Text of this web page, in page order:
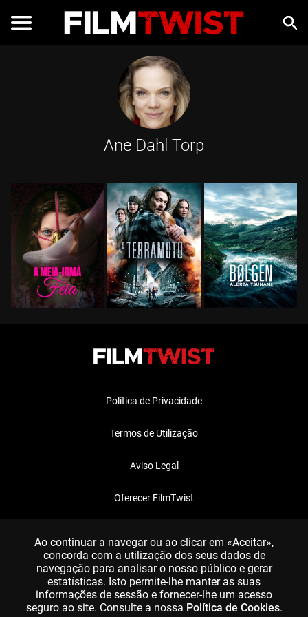
Ane Dahl Torp
Política de Privacidade
Termos de Utilização
Aviso Legal
Oferecer FilmTwist
Ao continuar a navegar ou ao clicar em «Aceitar»,
concorda com a utilização dos seus dados de
navegação para analisar o nosso público e gerar
estatísticas. Isto permite-lhe manter as suas
informações de sessão e fornecer-lhe um acesso
seguro ao site. Consulte a nossa Política de Cookies.